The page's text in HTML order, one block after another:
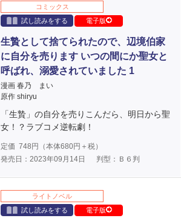
コミックス
試し読みをする
電子版
生贄として捨てられたので、辺境伯家
に自分を売ります いつの間にか聖女と
呼ばれ、溺愛されていました 1
漫画 春乃 まい
原作 shiryu
「生贄」の自分を売りこんだら、明日から聖
女！？ラブコメ逆転劇！
定価 748 円（本体680円＋税）
発売日：2023年09月14日
判型：Ｂ６判
ライトノベル
試し読みをする
電子版